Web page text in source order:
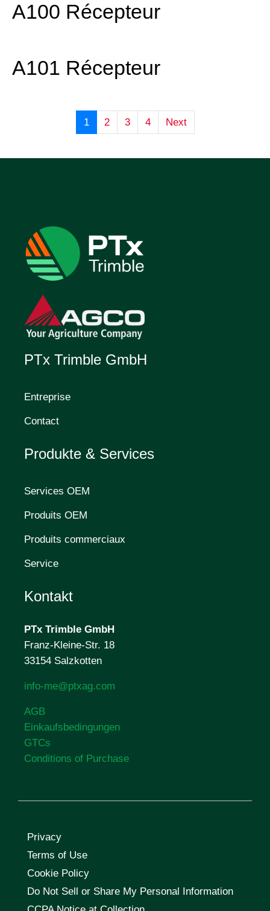
A100 Récepteur
A101 Récepteur
1 2 3 4 Next
PTx Trimble GmbH
Entreprise
Contact
Produkte & Services
Services OEM
Produits OEM
Produits commerciaux
Service
Kontakt
PTx Trimble GmbH
Franz-Kleine-Str. 18
33154 Salzkotten
info-me@ptxag.com
AGB
Einkaufsbedingungen
GTCs
Conditions of Purchase
Privacy
Terms of Use
Cookie Policy
Do Not Sell or Share My Personal Information